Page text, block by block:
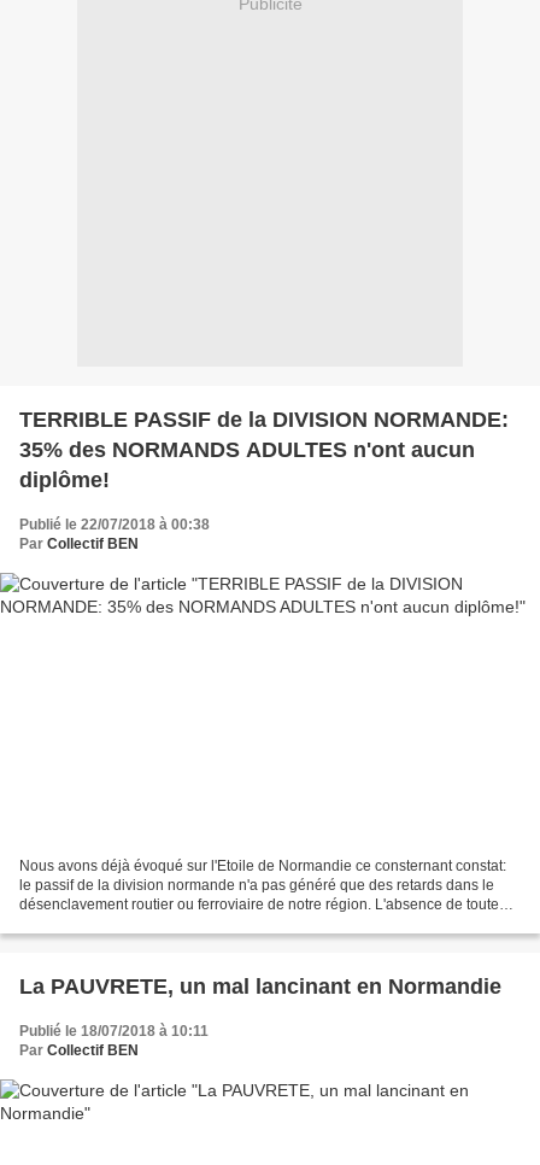
Publicité
TERRIBLE PASSIF de la DIVISION NORMANDE:
35% des NORMANDS ADULTES n'ont aucun
diplôme!
Publié le 22/07/2018 à 00:38
Par Collectif BEN
Nous avons déjà évoqué sur l'Etoile de Normandie ce consternant constat:
le passif de la division normande n'a pas généré que des retards dans le
désenclavement routier ou ferroviaire de notre région. L'absence de toute
La PAUVRETE, un mal lancinant en Normandie
Publié le 18/07/2018 à 10:11
Par Collectif BEN